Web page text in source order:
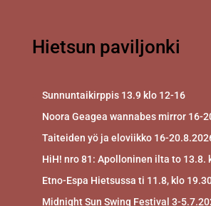
Hietsun paviljonki
Sunnuntaikirppis 13.9 klo 12-16
Noora Geagea wannabes mirror 16-
Taiteiden yö ja eloviikko 16-
HiH! nro 81: Apolloninen ilta to 13.8.
Etno-Espa Hietsussa ti 11.8, klo
Midnight Sun Swing Festival 3-